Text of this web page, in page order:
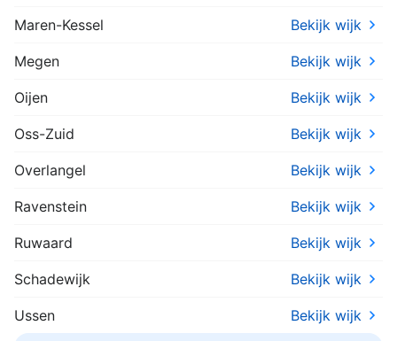
Maren-Kessel Bekijk wijk
Megen Bekijk wijk
Oijen Bekijk wijk
Oss-Zuid Bekijk wijk
Overlangel Bekijk wijk
Ravenstein Bekijk wijk
Ruwaard Bekijk wijk
Schadewijk Bekijk wijk
Ussen Bekijk wijk